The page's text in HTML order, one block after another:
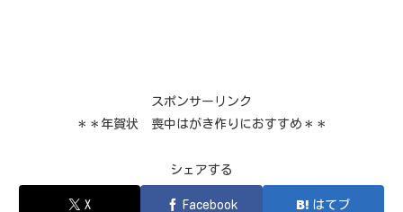
スポンサーリンク
＊＊年賀状 喪中はがき作りにおすすめ＊＊
シェアする
X Facebook はてブ